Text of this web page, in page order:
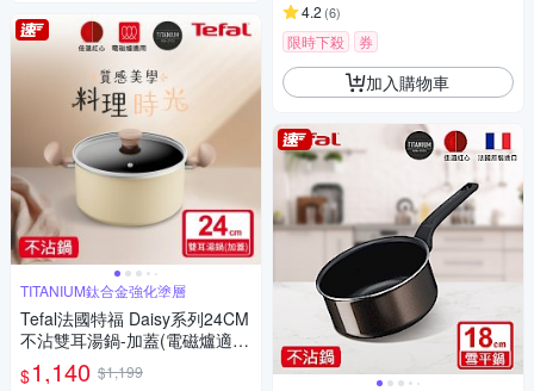
TITANIUM鈦合金強化塗層
Tefal法國特福 Daisy系列24CM
不沾雙耳湯鍋-加蓋(電磁爐適
用)
$1,140 $1,199
4.2 (6)
限時下殺 券
加入購物車